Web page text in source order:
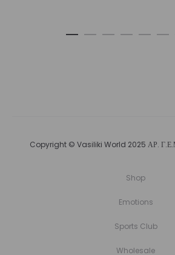
Copyright © Vasiliki World 2025 ΑΡ.
Shop
Emotions
Sports Club
Wholesale